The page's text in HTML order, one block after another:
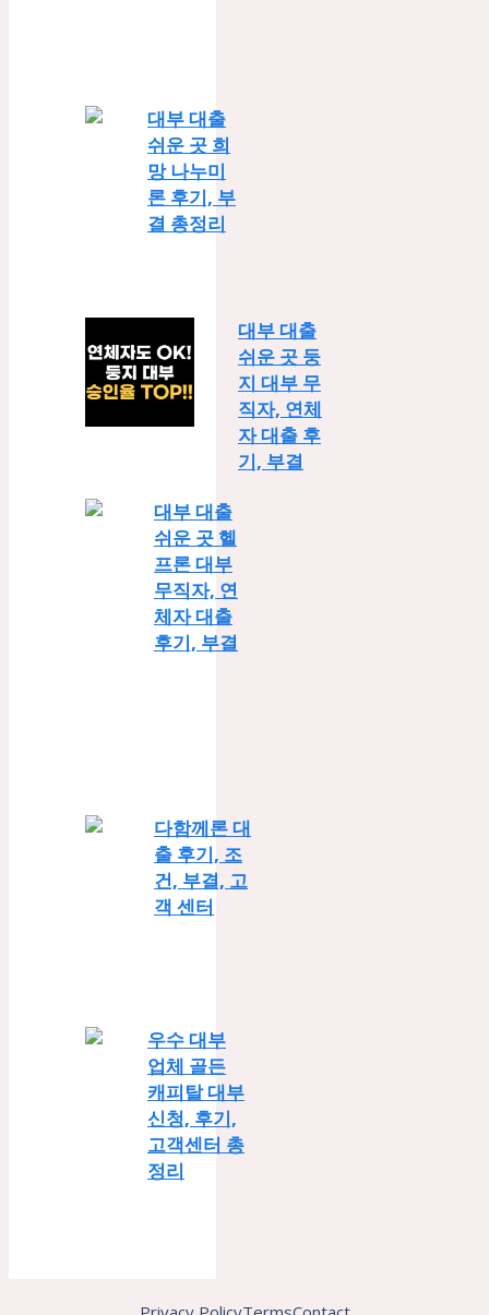
대부 대출
쉬운 곳 희
망 나누미
론 후기, 부
결 총정리
대부 대출
쉬운 곳 둥
지 대부 무
직자, 연체
자 대출 후
기, 부결
대부 대출
쉬운 곳 헬
프론 대부
무직자, 연
체자 대출
후기, 부결
다함께론 대
출 후기, 조
건, 부결, 고
객 센터
우수 대부
업체 골든
캐피탈 대부
신청, 후기,
고객센터 총
정리